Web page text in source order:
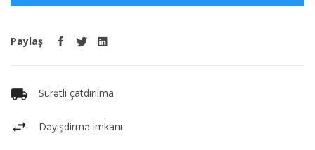
Paylaş
Sürətli çatdırılma
Dəyişdirmə imkanı